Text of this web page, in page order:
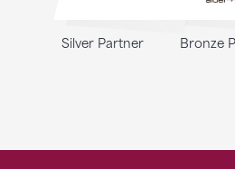
Silver Partner Bronze